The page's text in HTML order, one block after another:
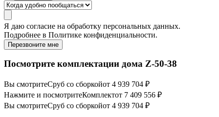
Я даю согласие на обработку персональных данных.
Подробнее в Политике конфиденциальности.
Перезвоните мне
Посмотрите комплектации дома Z-50-38
Вы смотритеСруб со сборкойот 4 939 704 ₽
Нажмите и посмотритеКомплектот 7 409 556 ₽
Вы смотритеСруб со сборкойот 4 939 704 ₽